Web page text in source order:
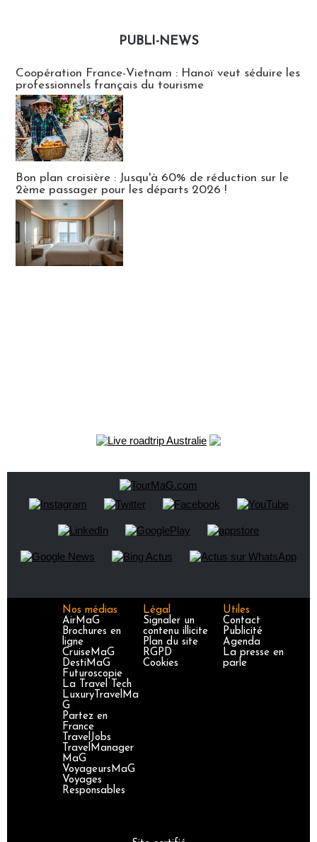
PUBLI-NEWS
Coopération France-Vietnam : Hanoï veut séduire les
professionnels français du tourisme
Bon plan croisière : Jusqu'à 60% de réduction sur le
2ème passager pour les départs 2026 !
Nos médias
AirMaG
Brochures en
ligne
CruiseMaG
DestiMaG
Futuroscopie
La Travel Tech
LuxuryTravelMa
G
Partez en
France
TravelJobs
TravelManager
MaG
VoyageursMaG
Voyages
Responsables
Légal
Signaler un
contenu illicite
Plan du site
RGPD
Cookies
Utiles
Contact
Publicité
Agenda
La presse en
parle